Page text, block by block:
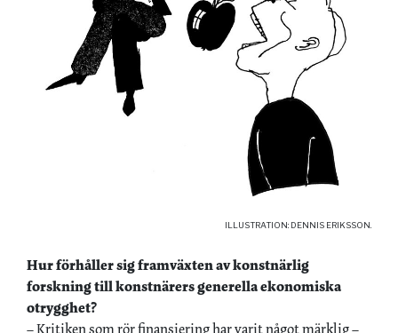
ILLUSTRATION: DENNIS ERIKSSON.
Hur förhåller sig framväxten av konstnärlig
forskning till konstnärers generella ekonomiska
otrygghet?
– Kritiken som rör finansiering har varit något märklig –